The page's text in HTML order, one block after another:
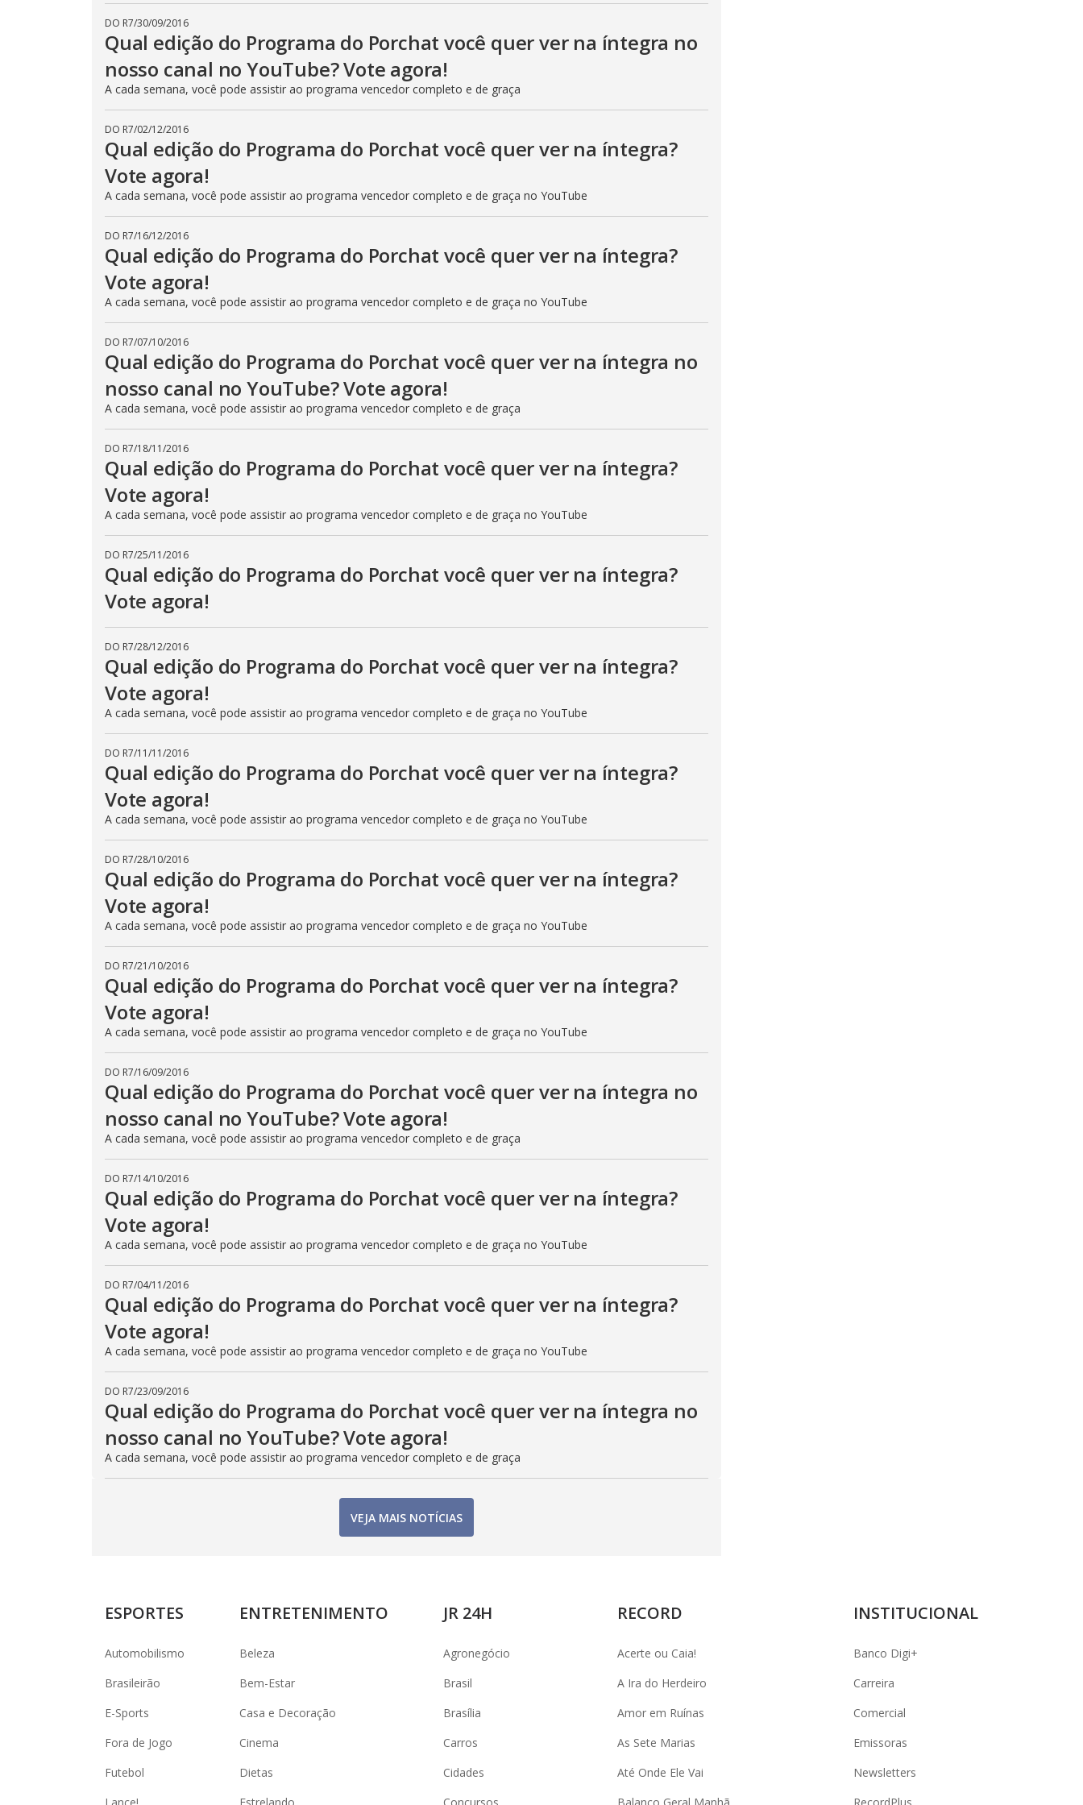
i
d
e
o
DO R7/30/09/2016
Qual edição do Programa do Porchat você quer ver na íntegra no
nosso canal no YouTube? Vote agora!
A cada semana, você pode assistir ao programa vencedor completo e de graça
DO R7/02/12/2016
Qual edição do Programa do Porchat você quer ver na íntegra?
Vote agora!
A cada semana, você pode assistir ao programa vencedor completo e de graça no YouTube
DO R7/16/12/2016
Qual edição do Programa do Porchat você quer ver na íntegra?
Vote agora!
A cada semana, você pode assistir ao programa vencedor completo e de graça no YouTube
DO R7/07/10/2016
Qual edição do Programa do Porchat você quer ver na íntegra no
nosso canal no YouTube? Vote agora!
A cada semana, você pode assistir ao programa vencedor completo e de graça
DO R7/18/11/2016
Qual edição do Programa do Porchat você quer ver na íntegra?
Vote agora!
A cada semana, você pode assistir ao programa vencedor completo e de graça no YouTube
DO R7/25/11/2016
Qual edição do Programa do Porchat você quer ver na íntegra?
Vote agora!
DO R7/28/12/2016
Qual edição do Programa do Porchat você quer ver na íntegra?
Vote agora!
A cada semana, você pode assistir ao programa vencedor completo e de graça no YouTube
DO R7/11/11/2016
Qual edição do Programa do Porchat você quer ver na íntegra?
Vote agora!
A cada semana, você pode assistir ao programa vencedor completo e de graça no YouTube
DO R7/28/10/2016
Qual edição do Programa do Porchat você quer ver na íntegra?
Vote agora!
A cada semana, você pode assistir ao programa vencedor completo e de graça no YouTube
DO R7/21/10/2016
Qual edição do Programa do Porchat você quer ver na íntegra?
Vote agora!
A cada semana, você pode assistir ao programa vencedor completo e de graça no YouTube
DO R7/16/09/2016
Qual edição do Programa do Porchat você quer ver na íntegra no
nosso canal no YouTube? Vote agora!
A cada semana, você pode assistir ao programa vencedor completo e de graça
DO R7/14/10/2016
Qual edição do Programa do Porchat você quer ver na íntegra?
Vote agora!
A cada semana, você pode assistir ao programa vencedor completo e de graça no YouTube
DO R7/04/11/2016
Qual edição do Programa do Porchat você quer ver na íntegra?
Vote agora!
A cada semana, você pode assistir ao programa vencedor completo e de graça no YouTube
DO R7/23/09/2016
Qual edição do Programa do Porchat você quer ver na íntegra no
nosso canal no YouTube? Vote agora!
A cada semana, você pode assistir ao programa vencedor completo e de graça
VEJA MAIS NOTÍCIAS
ESPORTES
Automobilismo
Brasileirão
E-Sports
Fora de Jogo
Futebol
ENTRETENIMENTO
Beleza
Bem-Estar
Casa e Decoração
Cinema
Dietas
JR 24H
Agronegócio
Brasil
Brasília
Carros
Cidades
RECORD
Acerte ou Caia!
A Ira do Herdeiro
Amor em Ruínas
As Sete Marias
Até Onde Ele Vai
INSTITUCIONAL
Banco Digi+
Carreira
Comercial
Emissoras
Newsletters